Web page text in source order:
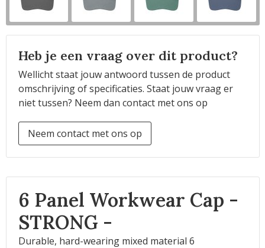
Heb je een vraag over dit product?
Wellicht staat jouw antwoord tussen de product
omschrijving of specificaties. Staat jouw vraag er
niet tussen? Neem dan contact met ons op
Neem contact met ons op
6 Panel Workwear Cap -
STRONG -
Durable, hard-wearing mixed material 6